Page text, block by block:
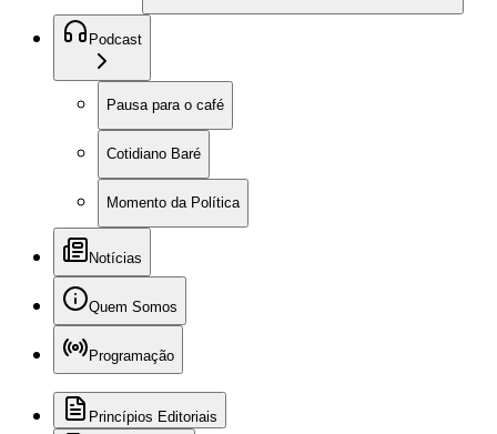
Podcast
Pausa para o café
Cotidiano Baré
Momento da Política
Notícias
Quem Somos
Programação
Princípios Editoriais